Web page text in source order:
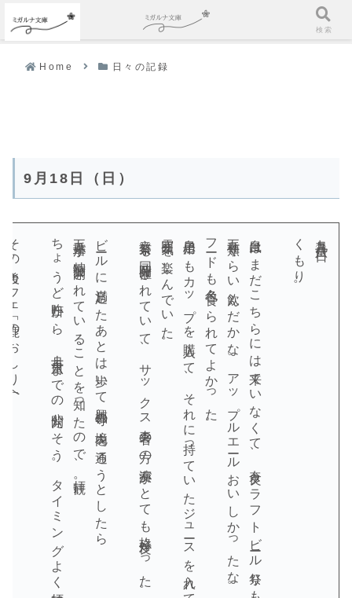
Home 日々の記録
9月18日（日）
九月十八日（日）
くもり。
台風はまだこちらには来ていなくて、奈良クラフトビール祭りも無事開催された。
五種類くらい飲んだかな。アップルエールおいしかったな。
フードも色々食べられてよかった。
息子用にもカップを購入して、それに持っていたジュースを入れて飲んで
雰囲気を楽しんでいた。
音楽祭も同時開催されていて、サックス奏者の方の演奏がとても格好良かった。
ビールに満足したあとは歩いて興福寺の境内を通ろうとしたら
五重塔が特別公開されていることを知ったので、拝観。
ちょうど昨日から、十月十六日までの公開だそう。タイミングよく拝観できた。
その後カフェ「鹿のおしり」へ。
ホーム 検索